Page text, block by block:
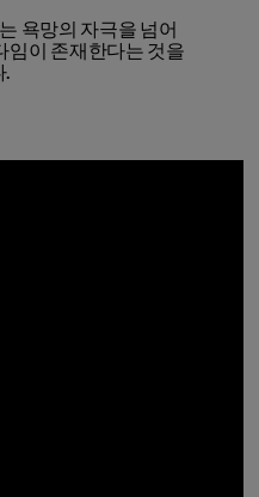
는 욕망의 자극을 넘어
임이 존재한다는 것을
.